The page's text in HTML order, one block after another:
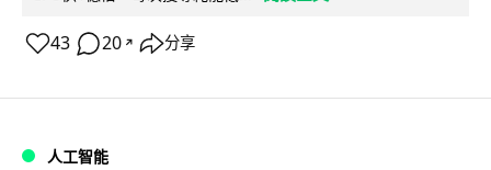
43 20 ↗ 分享
人工智能